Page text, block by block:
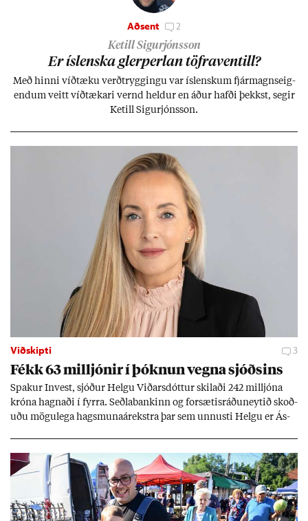
Aðsent 2
Ketill Sigurjónsson
Er ís­lenska glerperl­an töfra­ventill?
Með hinni víð­tæku verð­trygg­ingu var ís­lensk­um fjár­magns­eig­
end­um veitt víð­tæk­ari vernd held­ur en áð­ur hafði þekkst, seg­ir
Ketill Sig­ur­jóns­son.
Viðskipti 3
Fékk 63 millj­ón­ir í þókn­un vegna sjóðs­ins
Spak­ur In­vest, sjóð­ur Helgu Við­ars­dótt­ur skil­aði 242 millj­óna
króna hagn­aði í fyrra. Seðla­bank­inn og for­sæt­is­ráðu­neyt­ið skoð­
uðu mögu­lega hags­muna­árekstra þar sem unnusti Helgu er Ás­